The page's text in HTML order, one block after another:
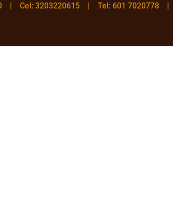
| Cel: 3203220615 | Tel: 601 7020778 |